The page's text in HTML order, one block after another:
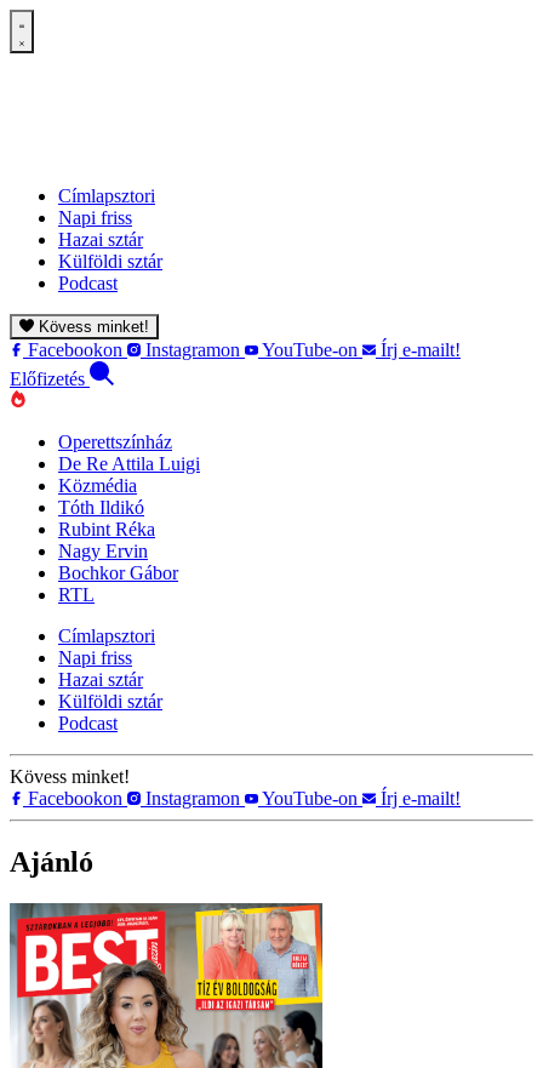
Címlapsztori
Napi friss
Hazai sztár
Külföldi sztár
Podcast
Kövess minket!
Facebookon Instagramon YouTube-on
Írj e-mailt!
Előfizetés
Operettszínház
De Re Attila Luigi
Közmédia
Tóth Ildikó
Rubint Réka
Nagy Ervin
Bochkor Gábor
RTL
Címlapsztori
Napi friss
Hazai sztár
Külföldi sztár
Podcast
Kövess minket!
Facebookon
Instagramon YouTube-on Írj e-mailt!
Ajánló